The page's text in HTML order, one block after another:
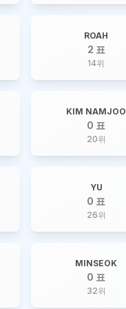
ROAH
2 표
14위
KIM NAMJOO
0 표
20위
YU
0 표
26위
MINSEOK
0 표
32위